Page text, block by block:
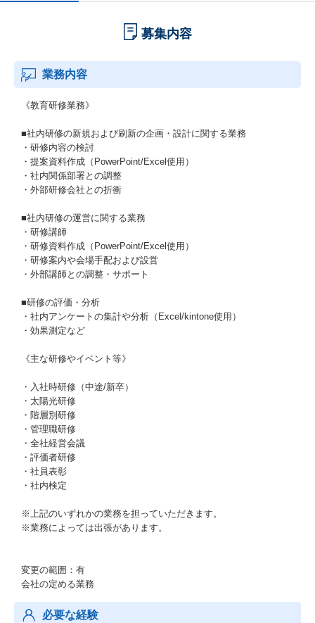
募集内容
業務内容
《教育研修業務》
■社内研修の新規および刷新の企画・設計に関する業務
・研修内容の検討
・提案資料作成（PowerPoint/Excel使用）
・社内関係部署との調整
・外部研修会社との折衝
■社内研修の運営に関する業務
・研修講師
・研修資料作成（PowerPoint/Excel使用）
・研修案内や会場手配および設営
・外部講師との調整・サポート
■研修の評価・分析
・社内アンケートの集計や分析（Excel/kintone使用）
・効果測定など
《主な研修やイベント等》
・入社時研修（中途/新卒）
・太陽光研修
・階層別研修
・管理職研修
・全社経営会議
・評価者研修
・社員表彰
・社内検定
※上記のいずれかの業務を担っていただきます。
※業務によっては出張があります。
変更の範囲：有
会社の定める業務
必要な経験